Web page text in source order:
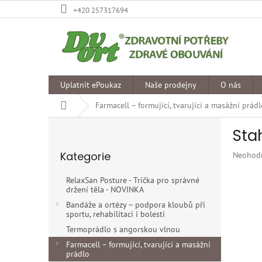
na
+420 257317694
Uplatnit ePoukaz Naše prodejny O nás
Domů
Farmacell – formující, tvarující a masážní
p
kategorie
Kategorie
RelaxSan Posture - Trička pro správné
držení těla - NOVINKA
Bandáže a ortézy – podpora kloubů při
sportu, rehabilitaci i bolesti
Termoprádlo s angorskou vlnou
Farmacell – formující, tvarující a masážní
prádlo